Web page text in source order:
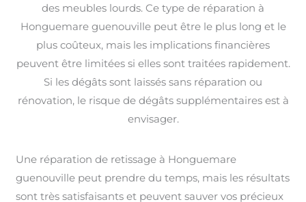
des meubles lourds. Ce type de réparation à
Honguemare guenouville peut être le plus long et le
plus coûteux, mais les implications financières
peuvent être limitées si elles sont traitées rapidement.
Si les dégâts sont laissés sans réparation ou
rénovation, le risque de dégâts supplémentaires est à
envisager.
Une réparation de retissage à Honguemare
guenouville peut prendre du temps, mais les résultats
sont très satisfaisants et peuvent sauver vos précieux